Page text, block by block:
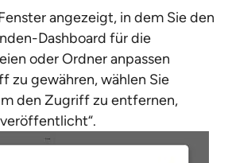
angezeigt, in dem Sie den
Dashboard für die
oder Ordner anpassen
zu gewähren, wählen Sie
den Zugriff zu entfernen,